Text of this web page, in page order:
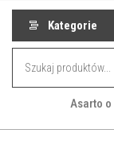
Kategorie
Asarto